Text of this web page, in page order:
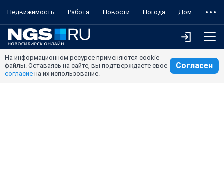
Недвижимость Работа Новости Погода Дом
На информационном ресурсе применяются cookie-
файлы. Оставаясь на сайте, вы подтверждаете свое
согласие на их использование.
Согласен